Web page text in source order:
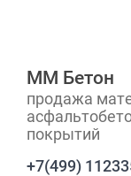
ММ Бетон
продажа
покрытий
+7(499)